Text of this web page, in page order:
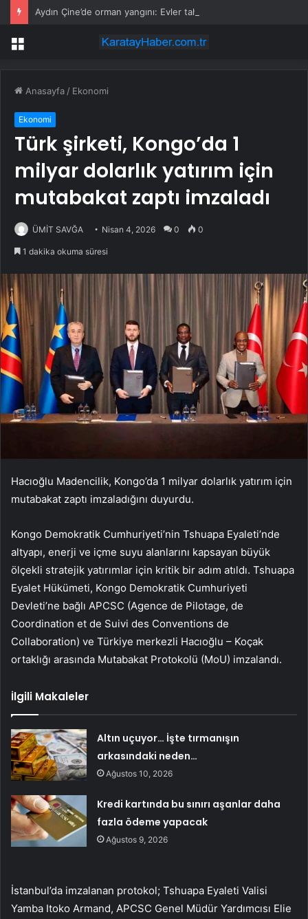
Menü
Anasayfa / Ekonomi
Ekonomi
Türk şirketi, Kongo’da 1
milyar dolarlık yatırım için
mutabakat zaptı imzaladı
ÜMİT SAVĞA Nisan 4, 2026 0 0
1 dakika okuma süresi
Hacıoğlu Madencilik, Kongo’da 1 milyar dolarlık yatırım için
mutabakat zaptı imzaladığını duyurdu.
Kongo Demokratik Cumhuriyeti’nin Tshuapa Eyaleti’nde
altyapı, enerji ve içme suyu alanlarını kapsayan büyük
ölçekli stratejik yatırımlar için kritik bir adım atıldı. Tshuapa
Eyalet Hükümeti, Kongo Demokratik Cumhuriyeti
Devleti’ne bağlı APCSC (Agence de Pilotage, de
Coordination et de Suivi des Conventions de
Collaboration) ve Türkiye merkezli Hacıoğlu – Koçak
ortaklığı arasında Mutabakat Protokolü (MoU) imzalandı.
İlgili Makaleler
Altın uçuyor… İşte tırmanışın
arkasındaki neden…
Ağustos 10, 2026
Kredi kartında bu sınırı aşanlar daha
fazla ödeme yapacak
Ağustos 9, 2026
İstanbul’da imzalanan protokol; Tshuapa Eyaleti Valisi
Yamba Itoko Armand, APCSC Genel Müdür Yardımcısı Elie